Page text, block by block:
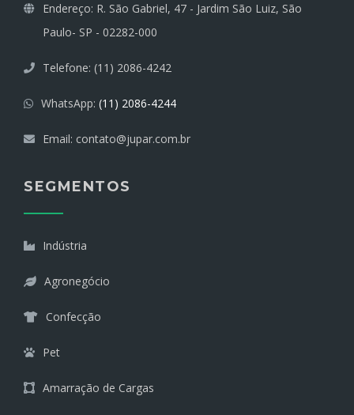
Endereço: R. São Gabriel, 47 - Jardim São Luiz, São
Paulo- SP - 02282-000
Telefone: (11) 2086-4242
WhatsApp: (11) 2086-4244
Email: contato@jupar.com.br
SEGMENTOS
Indústria
Agronegócio
Confecção
Pet
Amarração de Cargas